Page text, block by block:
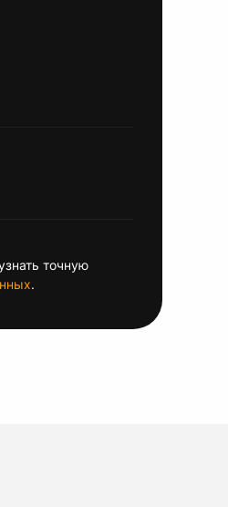
точную
.